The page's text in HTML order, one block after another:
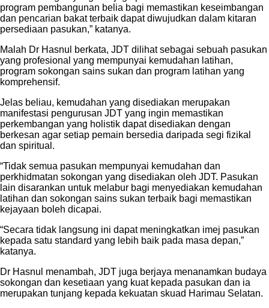
program pembangunan belia bagi memastikan keseimbangan
dan pencarian bakat terbaik dapat diwujudkan dalam kitaran
persediaan pasukan,” katanya.
Malah Dr Hasnul berkata, JDT dilihat sebagai sebuah pasukan
yang profesional yang mempunyai kemudahan latihan,
program sokongan sains sukan dan program latihan yang
komprehensif.
Jelas beliau, kemudahan yang disediakan merupakan
manifestasi pengurusan JDT yang ingin memastikan
perkembangan yang holistik dapat disediakan dengan
berkesan agar setiap pemain bersedia daripada segi fizikal
dan spiritual.
“Tidak semua pasukan mempunyai kemudahan dan
perkhidmatan sokongan yang disediakan oleh JDT. Pasukan
lain disarankan untuk melabur bagi menyediakan kemudahan
latihan dan sokongan sains sukan terbaik bagi memastikan
kejayaan boleh dicapai.
“Secara tidak langsung ini dapat meningkatkan imej pasukan
kepada satu standard yang lebih baik pada masa depan,”
katanya.
Dr Hasnul menambah, JDT juga berjaya menanamkan budaya
sokongan dan kesetiaan yang kuat kepada pasukan dan ia
merupakan tunjang kepada kekuatan skuad Harimau Selatan.